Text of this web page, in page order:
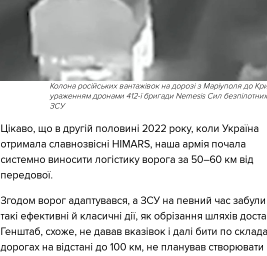
Колона російських вантажівок на дорозі з Маріуполя до
ураженням дронами 412-ї бригади Nemesis Сил
ЗСУ
Цікаво, що в другій половині 2022 року, коли Україна
отримала славнозвісні HIMARS, наша армія почала
системно виносити логістику ворога за 50–60 км від
передової.
Згодом ворог адаптувався, а ЗСУ на певний час
такі ефективні й класичні дії, як обрізання шляхів
Генштаб, схоже, не давав вказівок і далі бити по
дорогах на відстані до 100 км, не планував створювати